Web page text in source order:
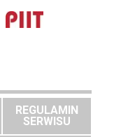
REGULAMIN
SERWISU